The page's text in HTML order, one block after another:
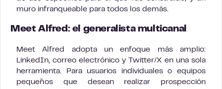
muro infranqueable para todos los demás.
Meet Alfred: el generalista multicanal
Meet Alfred adopta un enfoque más amplio:
LinkedIn, correo electrónico y Twitter/X en una sola
herramienta. Para usuarios individuales o equipos
pequeños que desean realizar prospección